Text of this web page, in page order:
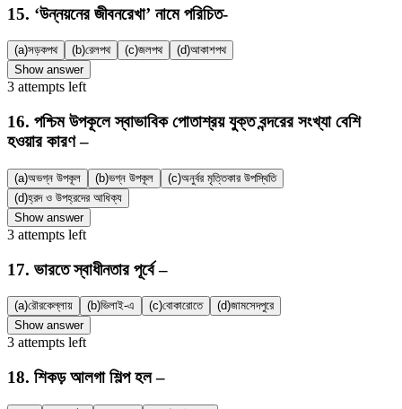
15. ‘উন্নয়নের জীবনরেখা’ নামে পরিচিত-
(a)সড়কপথ (b)রেলপথ (c)জলপথ (d)আকাশপথ
Show answer
3 attempts left
16. পশ্চিম উপকূলে স্বাভাবিক পোতাশ্রয় যুক্ত বন্দরের সংখ্যা বেশি
হওয়ার কারণ –
(a)অভগ্ন উপকূল (b)ভগ্ন উপকূল (c)অনুর্বর মৃত্তিকার উপস্থিতি
(d)হ্রদ ও উপহ্রদের আধিক্য
Show answer
3 attempts left
17. ভারতে স্বাধীনতার পূর্বে –
(a)রৌরকেল্লায় (b)ভিলাই-এ (c)বোকারোতে (d)জামসেদপুরে
Show answer
3 attempts left
18. শিকড় আলগা শিল্প হল –